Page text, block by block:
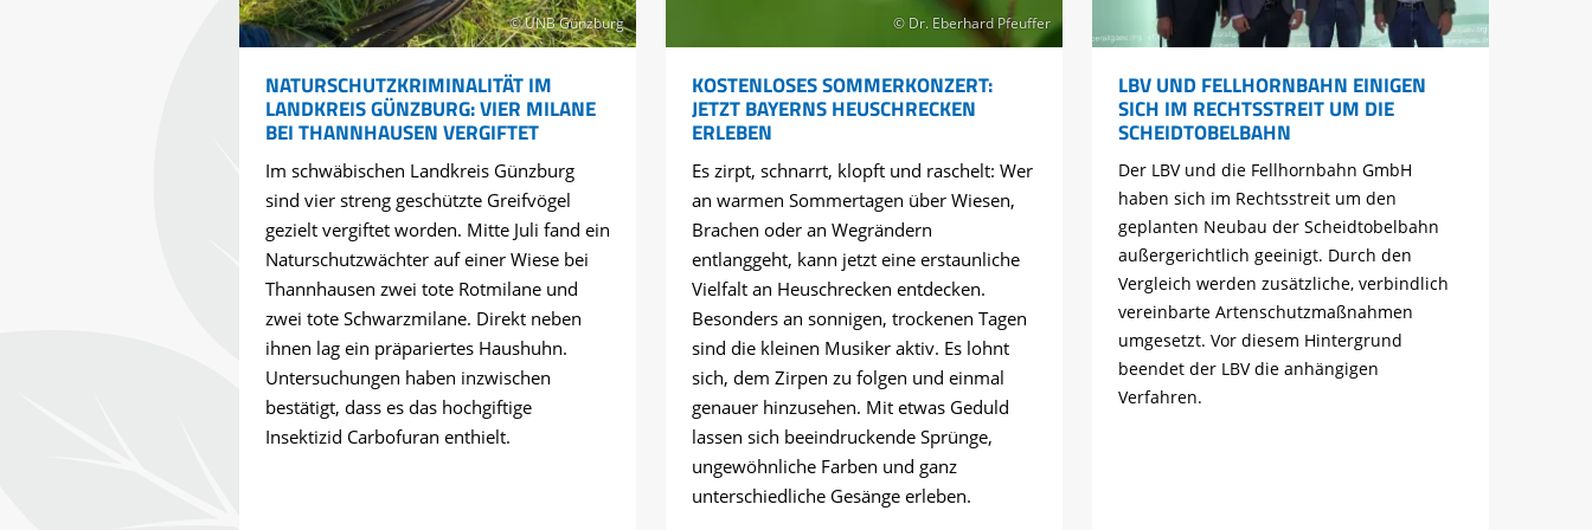
© UNB Günzburg
NATURSCHUTZKRIMINALITÄT IM
LANDKREIS GÜNZBURG: VIER MILANE
BEI THANNHAUSEN VERGIFTET
Im schwäbischen Landkreis Günzburg
sind vier streng geschützte Greifvögel
gezielt vergiftet worden. Mitte Juli fand ein
Naturschutzwächter auf einer Wiese bei
Thannhausen zwei tote Rotmilane und
zwei tote Schwarzmilane. Direkt neben
ihnen lag ein präpariertes Haushuhn.
Untersuchungen haben inzwischen
bestätigt, dass es das hochgiftige
Insektizid Carbofuran enthielt.
© Dr. Eberhard Pfeuffer
KOSTENLOSES SOMMERKONZERT:
JETZT BAYERNS HEUSCHRECKEN
ERLEBEN
Es zirpt, schnarrt, klopft und raschelt: Wer
an warmen Sommertagen über Wiesen,
Brachen oder an Wegrändern
entlanggeht, kann jetzt eine erstaunliche
Vielfalt an Heuschrecken entdecken.
Besonders an sonnigen, trockenen Tagen
sind die kleinen Musiker aktiv. Es lohnt
sich, dem Zirpen zu folgen und einmal
genauer hinzusehen. Mit etwas Geduld
lassen sich beeindruckende Sprünge,
ungewöhnliche Farben und ganz
unterschiedliche Gesänge erleben.
LBV UND FELLHORNBAHN EINIGEN
SICH IM RECHTSSTREIT UM DIE
SCHEIDTOBELBAHN
Der LBV und die Fellhornbahn GmbH
haben sich im Rechtsstreit um den
geplanten Neubau der Scheidtobelbahn
außergerichtlich geeinigt. Durch den
Vergleich werden zusätzliche, verbindlich
vereinbarte Artenschutzmaßnahmen
umgesetzt. Vor diesem Hintergrund
beendet der LBV die anhängigen
Verfahren.